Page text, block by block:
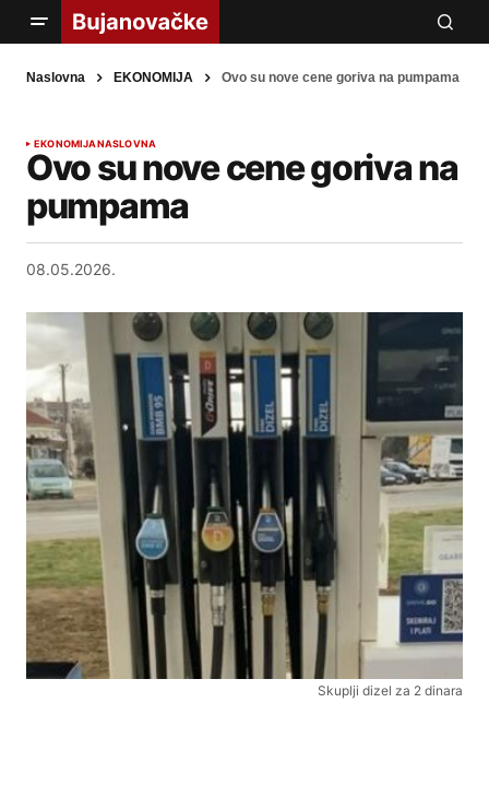
Naslovna EKONOMIJA Ovo su nove cene goriva na pumpama
EKONOMIJANASLOVNA
Ovo su nove cene goriva na
pumpama
08.05.2026.
Skuplji dizel za 2 dinara